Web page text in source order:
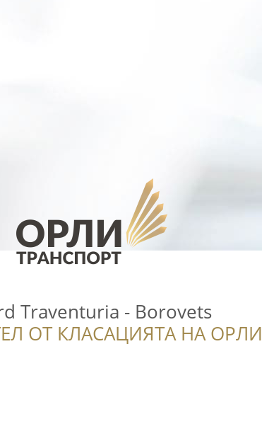
Traventuria - Borovets
ОТ КЛАСАЦИЯТА НА ОРЛИ